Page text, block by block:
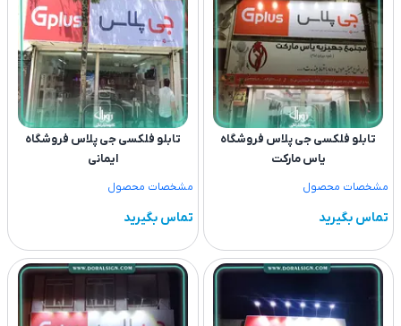
تابلو فلکسی جی پلاس فروشگاه
یاس مارکت
مشخصات محصول
تماس بگیرید
تابلو فلکسی جی پلاس فروشگاه
ایمانی
مشخصات محصول
تماس بگیرید